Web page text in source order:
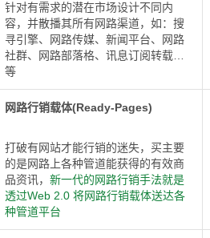
针对有需求的潜在市场设计不同内
容，并散播其所有网路渠道，如：搜
寻引擎、网路传媒、新闻平台、网路
社群、网路部落格、讯息订阅转载…
等
网路行销载体(Ready-Pages)
打破有网站才能行销的迷失，买主要
的是网路上各种管道能获得的有效商
品资讯， 新一代的网路行销手法就是
透过Web 2.0 将网路行销载体送达各
种管道平台